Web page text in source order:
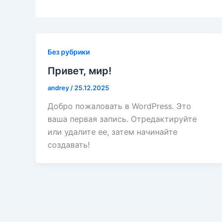
Без рубрики
Привет, мир!
andrey / 25.12.2025
Добро пожаловать в WordPress. Это
ваша первая запись. Отредактируйте
или удалите ее, затем начинайте
создавать!